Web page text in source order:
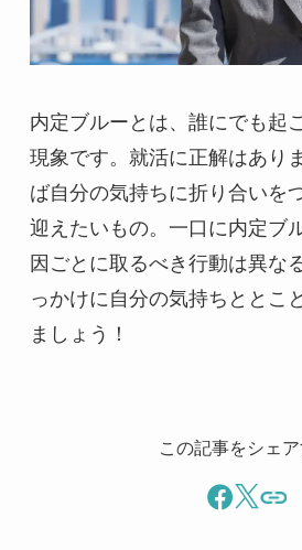
内定ブルーとは、誰にでも起
現象です。就活に正解はあり
ば自分の気持ちに折り合いを
迎えたいもの。一口に内定ブ
因ごとに取るべき行動は異な
っかけに自分の気持ちととこ
ましょう！
この記事をシェ